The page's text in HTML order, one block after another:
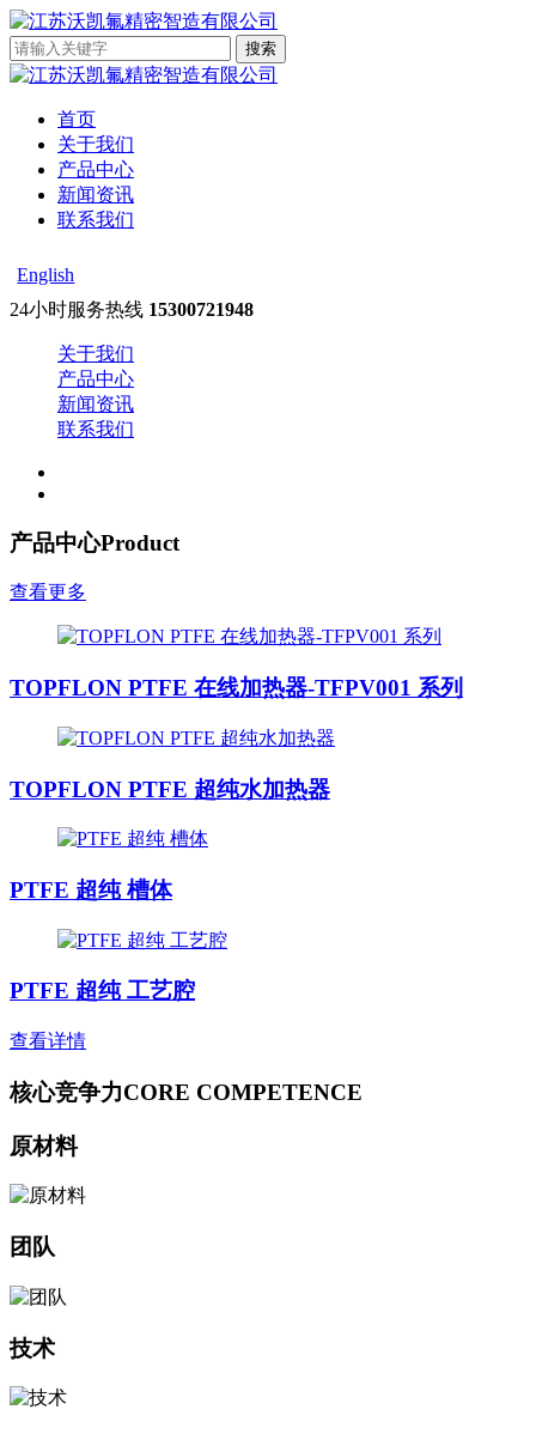
首页
关于我们
产品中心
新闻资讯
联系我们
English
24小时服务热线 15300721948
关于我们
产品中心
新闻资讯
联系我们
产品中心Product
查看更多
TOPFLON PTFE 在线加热器-TFPV001 系列
TOPFLON PTFE 超纯水加热器
PTFE 超纯 槽体
PTFE 超纯 工艺腔
查看详情
核心竞争力CORE COMPETENCE
原材料
团队
技术